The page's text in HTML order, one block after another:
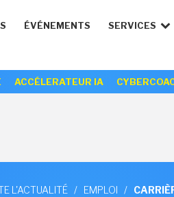
ÉVÉNEMENTS SERVICES
ACCÉLERATEUR IA
L'ACTUALITÉ / EMPLOI /